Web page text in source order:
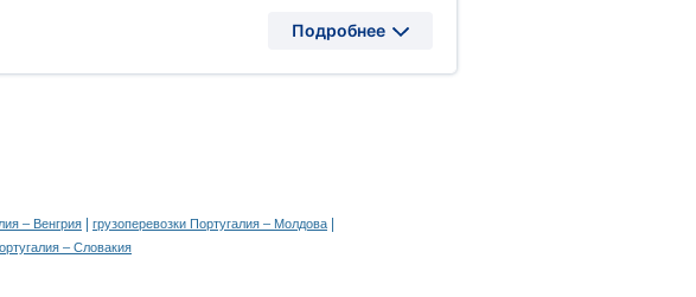
Подробнее
– Венгрия грузоперевозки Португалия – Молдова
– Словакия